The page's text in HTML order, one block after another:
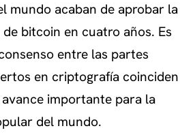
mundo acaban de aprobar la
bitcoin en cuatro años. Es
entre las partes
en criptografía coinciden
importante para la
del mundo.